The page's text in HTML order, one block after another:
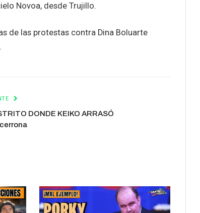
Novoa, desde Trujillo.
de las protestas contra Dina Boluarte
DONDE KEIKO ARRASÓ